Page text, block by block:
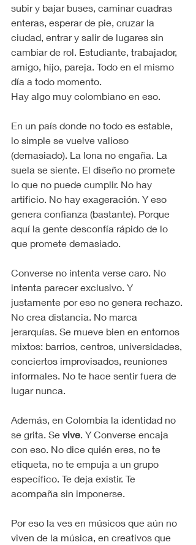
subir y bajar buses, caminar cuadras
enteras, esperar de pie, cruzar la
ciudad, entrar y salir de lugares sin
cambiar de rol. Estudiante, trabajador,
amigo, hijo, pareja. Todo en el mismo
día a todo momento.
Hay algo muy colombiano en eso.
En un país donde no todo es estable,
lo simple se vuelve valioso
(demasiado). La lona no engaña. La
suela se siente. El diseño no promete
lo que no puede cumplir. No hay
artificio. No hay exageración. Y eso
genera confianza (bastante). Porque
aquí la gente desconfía rápido de lo
que promete demasiado.
Converse no intenta verse caro. No
intenta parecer exclusivo. Y
justamente por eso no genera rechazo.
No crea distancia. No marca
jerarquías. Se mueve bien en entornos
mixtos: barrios, centros, universidades,
conciertos improvisados, reuniones
informales. No te hace sentir fuera de
lugar nunca.
Además, en Colombia la identidad no
se grita. Se vive. Y Converse encaja
con eso. No dice quién eres, no te
etiqueta, no te empuja a un grupo
específico. Te deja existir. Te
acompaña sin imponerse.
Por eso la ves en músicos que aún no
viven de la música, en creativos que